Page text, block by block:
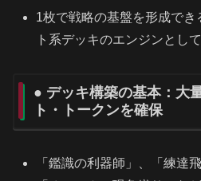
1枚で戦略の基盤を形成でき
ト系デッキのエンジンとして
● デッキ構築の基本：大
ト・トークンを確保
「鑑識の利器師」、「練達